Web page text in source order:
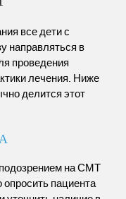
все дети с
направляться в
проведения
лечения. Ниже
делится этот
на СМТ
пациента